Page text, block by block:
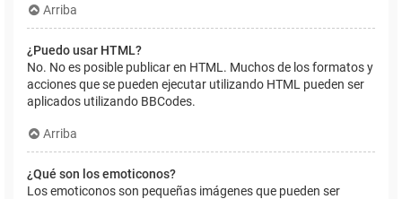
Arriba
¿Puedo usar HTML?
No. No es posible publicar en HTML. Muchos de los formatos y
acciones que se pueden ejecutar utilizando HTML pueden ser
aplicados utilizando BBCodes.
Arriba
¿Qué son los emoticonos?
Los emoticonos son pequeñas imágenes que pueden ser